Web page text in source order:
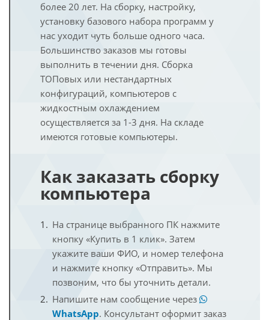
более 20 лет. На сборку, настройку,
установку базового набора программ у
нас уходит чуть больше одного часа.
Большинство заказов мы готовы
выполнить в течении дня. Сборка
ТОПовых или нестандартных
конфигураций, компьютеров с
жидкостным охлаждением
осуществляется за 1-3 дня. На складе
имеются готовые компьютеры.
Как заказать сборку
компьютера
На странице выбранного ПК нажмите
кнопку «Купить в 1 клик». Затем
укажите ваши ФИО, и номер телефона
и нажмите кнопку «Отправить». Мы
позвоним, что бы уточнить детали.
Напишите нам сообщение через
WhatsApp. Консультант оформит заказ